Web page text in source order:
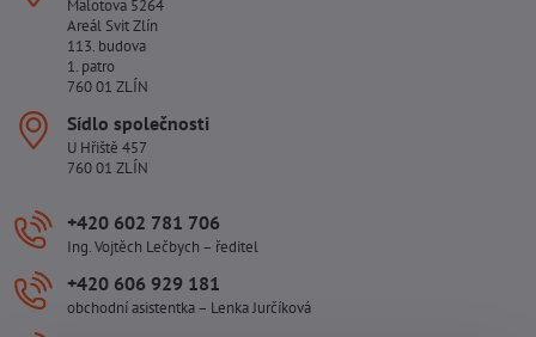
Malotova 5264
Areál Svit Zlín
113. budova
1. patro
760 01 ZLÍN
Sídlo společnosti
U Hřiště 457
760 01 ZLÍN
+420 602 781 706
Ing. Vojtěch Lečbych – ředitel
+420 606 929 181
obchodní asistentka – Lenka Jurčíková